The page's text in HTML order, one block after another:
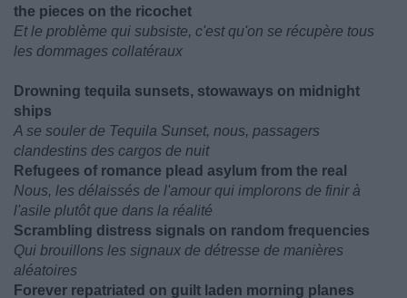
the pieces on the ricochet
Et le problème qui subsiste, c'est qu'on se récupère tous
les dommages collatéraux
Drowning tequila sunsets, stowaways on midnight
ships
A se souler de Tequila Sunset, nous, passagers
clandestins des cargos de nuit
Refugees of romance plead asylum from the real
Nous, les délaissés de l'amour qui implorons de finir à
l'asile plutôt que dans la réalité
Scrambling distress signals on random frequencies
Qui brouillons les signaux de détresse de manières
aléatoires
Forever repatriated on guilt laden morning planes